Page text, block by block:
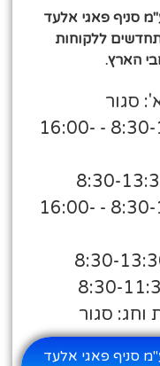
סניף פאגי אלעד
ללקוחות
הארץ.
סגור
שעות פתיחה יום ב': 8:30-13:30 - 16:00-
שעות פתיחה יום ד': 8:30-13:30 - 16:00-
סגור
סניף פאגי אלעד